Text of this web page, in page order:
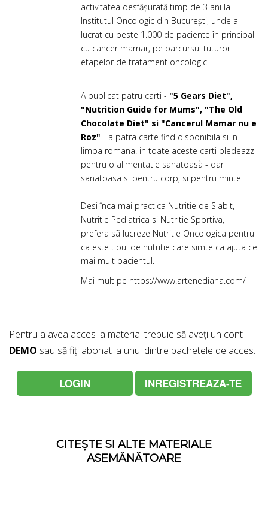
activitatea desfășurată timp de 3 ani la
Institutul Oncologic din București, unde a
lucrat cu peste 1.000 de paciente în principal
cu cancer mamar, pe parcursul tuturor
etapelor de tratament oncologic.
A publicat patru carti - "5 Gears Diet",
"Nutrition Guide for Mums", "The Old
Chocolate Diet" si "Cancerul Mamar nu e
Roz" - a patra carte find disponibila si in
limba romana. in toate aceste carti pledeazz
pentru o alimentatie sanatoasà - dar
sanatoasa si pentru corp, si pentru minte.
Desi înca mai practica Nutritie de Slabit,
Nutritie Pediatrica si Nutritie Sportiva,
prefera sã lucreze Nutritie Oncologica pentru
ca este tipul de nutritie care simte ca ajuta cel
mai mult pacientul.
Mai mult pe https://www.artenediana.com/
Pentru a avea acces la material trebuie să aveți un cont
DEMO sau să fiți abonat la unul dintre pachetele de acces.
LOGIN INREGISTREAZA-TE
CITEȘTE SI ALTE MATERIALE
ASEMĂNĂTOARE